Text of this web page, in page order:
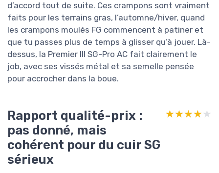
d’accord tout de suite. Ces crampons sont vraiment
faits pour les terrains gras, l’automne/hiver, quand
les crampons moulés FG commencent à patiner et
que tu passes plus de temps à glisser qu’à jouer. Là-
dessus, la Premier III SG-Pro AC fait clairement le
job, avec ses vissés métal et sa semelle pensée
pour accrocher dans la boue.
Rapport qualité-prix :
pas donné, mais
cohérent pour du cuir SG
sérieux
★★★★★
★★★★★